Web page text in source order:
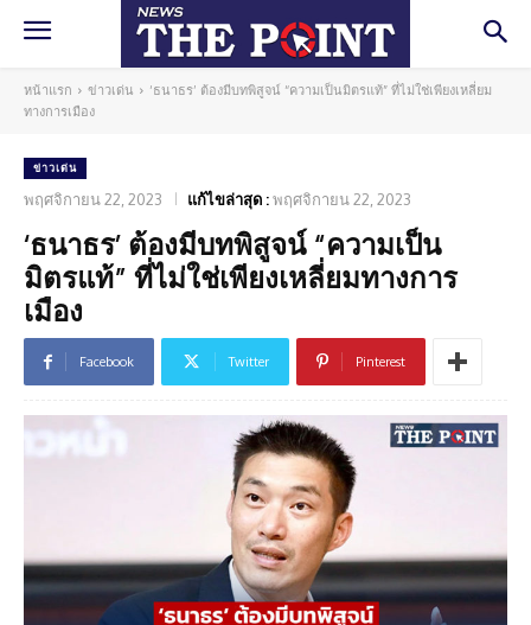
หน้าแรก ข่าวเด่น
‘ธนาธร’ ต้องมีบทพิสูจน์ “ความเป็นมิตรแท้” ที่ไม่ใช่เพียงเหลี่ยม
ทางการเมือง
ข่าวเด่น
พฤศจิกายน 22, 2023 แก้ไขล่าสุด :พฤศจิกายน 22, 2023
‘ธนาธร’ ต้องมีบทพิสูจน์ “ความเป็น
มิตรแท้” ที่ไม่ใช่เพียงเหลี่ยมทางการ
เมือง
Facebook Twitter Pinterest